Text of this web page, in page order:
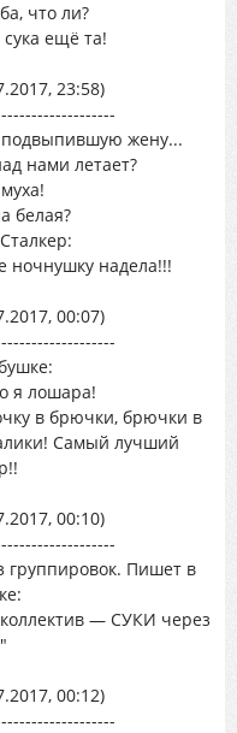
что ли?
ещё та!
23:58)
подвыпившую жену...
нами летает?
белая?
ночнушку надела!!!
00:07)
я лошара!
в брючки, брючки в
Самый лучший
00:10)
группировок. Пишет в
— СУКИ через
00:12)